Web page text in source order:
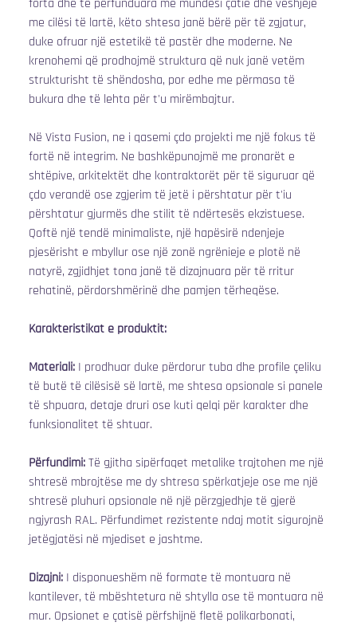
forta dhe të përfunduara me mundësi çatie dhe veshjeje
me cilësi të lartë, këto shtesa janë bërë për të zgjatur,
duke ofruar një estetikë të pastër dhe moderne. Ne
krenohemi që prodhojmë struktura që nuk janë vetëm
strukturisht të shëndosha, por edhe me përmasa të
bukura dhe të lehta për t'u mirëmbajtur.
Në Vista Fusion, ne i qasemi çdo projekti me një fokus të
fortë në integrim. Ne bashkëpunojmë me pronarët e
shtëpive, arkitektët dhe kontraktorët për të siguruar që
çdo verandë ose zgjerim të jetë i përshtatur për t'iu
përshtatur gjurmës dhe stilit të ndërtesës ekzistuese.
Qoftë një tendë minimaliste, një hapësirë ndenjeje
pjesërisht e mbyllur ose një zonë ngrënieje e plotë në
natyrë, zgjidhjet tona janë të dizajnuara për të rritur
rehatinë, përdorshmërinë dhe pamjen tërheqëse.
Karakteristikat e produktit:
Materiali: I prodhuar duke përdorur tuba dhe profile çeliku
të butë të cilësisë së lartë, me shtesa opsionale si panele
të shpuara, detaje druri ose kuti qelqi për karakter dhe
funksionalitet të shtuar.
Përfundimi: Të gjitha sipërfaqet metalike trajtohen me një
shtresë mbrojtëse me dy shtresa spërkatjeje ose me një
shtresë pluhuri opsionale në një përzgjedhje të gjerë
ngjyrash RAL. Përfundimet rezistente ndaj motit sigurojnë
jetëgjatësi në mjediset e jashtme.
Dizajni: I disponueshëm në formate të montuara në
kantilever, të mbështetura në shtylla ose të montuara në
mur. Opsionet e çatisë përfshijnë fletë polikarbonati,